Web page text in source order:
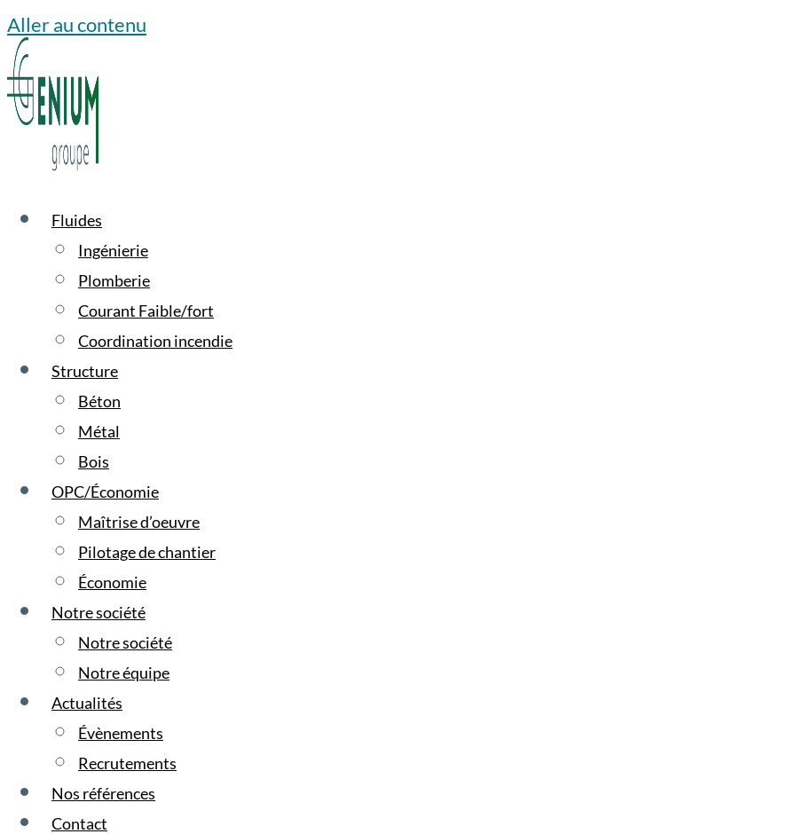
Aller au contenu
Fluides
Ingénierie
Plomberie
Courant Faible/fort
Coordination incendie
Structure
Béton
Métal
Bois
OPC/Économie
Maîtrise d’oeuvre
Pilotage de chantier
Économie
Notre société
Notre société
Notre équipe
Actualités
Évènements
Recrutements
Nos références
Contact